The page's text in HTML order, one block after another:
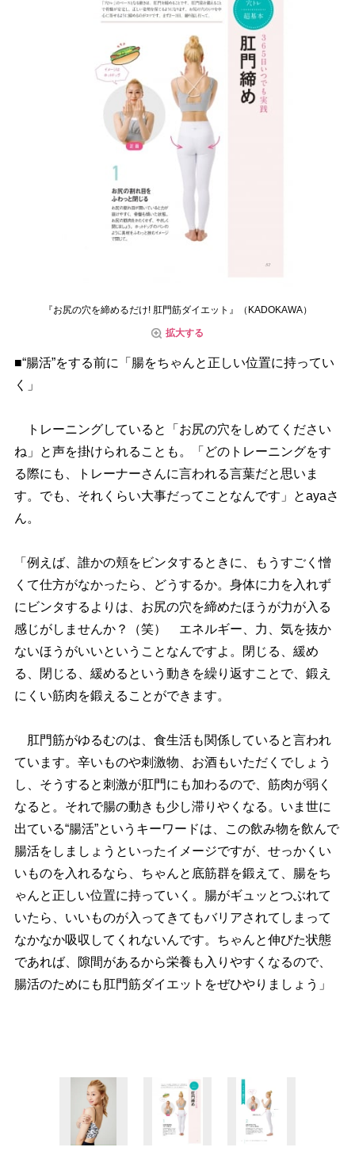
『お尻の穴を締めるだけ! 肛門筋ダイエット』（KADOKAWA）
拡大する
■“腸活”をする前に「腸をちゃんと正しい位置に持ってい
く」
トレーニングしていると「お尻の穴をしめてください
ね」と声を掛けられることも。「どのトレーニングをす
る際にも、トレーナーさんに言われる言葉だと思いま
す。でも、それくらい大事だってことなんです」とayaさ
ん。
「例えば、誰かの頬をビンタするときに、もうすごく憎
くて仕方がなかったら、どうするか。身体に力を入れず
にビンタするよりは、お尻の穴を締めたほうが力が入る
感じがしませんか？（笑） エネルギー、力、気を抜か
ないほうがいいということなんですよ。閉じる、緩め
る、閉じる、緩めるという動きを繰り返すことで、鍛え
にくい筋肉を鍛えることができます。
肛門筋がゆるむのは、食生活も関係していると言われ
ています。辛いものや刺激物、お酒もいただくでしょう
し、そうすると刺激が肛門にも加わるので、筋肉が弱く
なると。それで腸の動きも少し滞りやくなる。いま世に
出ている“腸活”というキーワードは、この飲み物を飲んで
腸活をしましょうといったイメージですが、せっかくい
いものを入れるなら、ちゃんと底筋群を鍛えて、腸をち
ゃんと正しい位置に持っていく。腸がギュッとつぶれて
いたら、いいものが入ってきてもバリアされてしまって
なかなか吸収してくれないんです。ちゃんと伸びた状態
であれば、隙間があるから栄養も入りやすくなるので、
腸活のためにも肛門筋ダイエットをぜひやりましょう」